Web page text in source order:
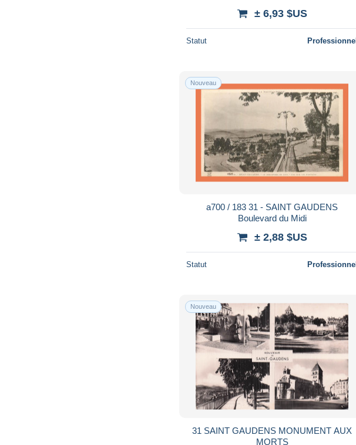
± 6,93 $US
Statut Professionnel
Nouveau
a700 / 183 31 - SAINT GAUDENS
Boulevard du Midi
± 2,88 $US
Statut Professionnel
Nouveau
31 SAINT GAUDENS MONUMENT AUX
MORTS